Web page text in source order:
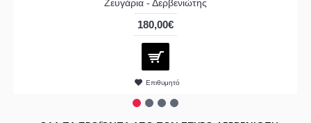
Ζευγάρια - Δερβενιώτης
180,00€
Επιθυμητό